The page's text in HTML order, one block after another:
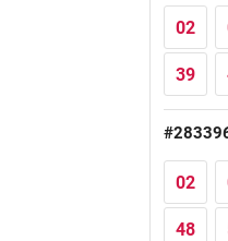
02
39
02
48